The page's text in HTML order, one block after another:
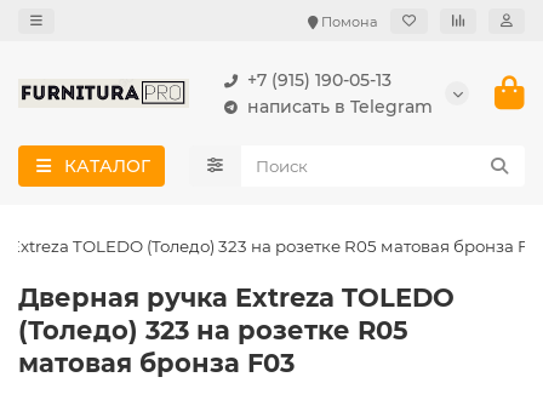
Помона
+7 (915) 190-05-13
написать в Telegram
КАТАЛОГ
TOLEDO (Толедо) 323 на розетке R05 матовая бронза
Дверная ручка Extreza TOLEDO
(Толедо) 323 на розетке R05
матовая бронза F03